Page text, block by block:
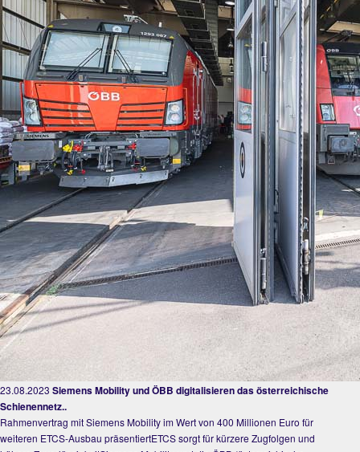
23.08.2023 Siemens Mobility und ÖBB digitalisieren das österreichische
Schienennetz..
Rahmenvertrag mit Siemens Mobility im Wert von 400 Millionen Euro für
weiteren ETCS-Ausbau präsentiertETCS sorgt für kürzere Zugfolgen und